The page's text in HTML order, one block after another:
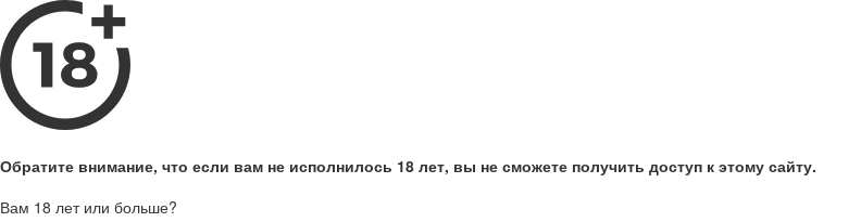
Обратите внимание, что если вам не исполнилось 18 лет, вы не сможете получить доступ к этому сайту.
Вам 18 лет или больше?